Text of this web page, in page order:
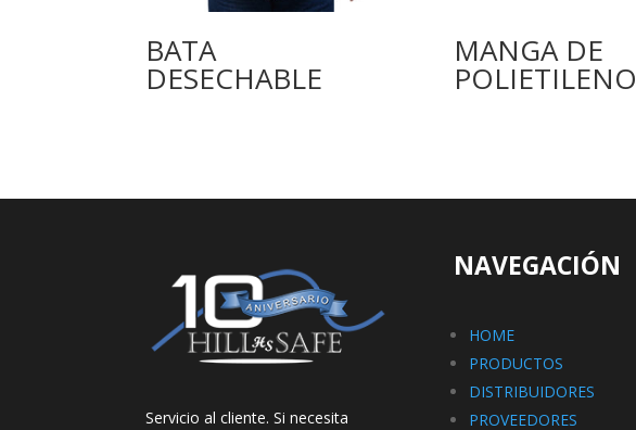
BATA
DESECHABLE
MANGA DE
POLIETILENO
Servicio al cliente. Si necesita
NAVEGACIÓN
HOME
PRODUCTOS
DISTRIBUIDORES
PROVEEDORES